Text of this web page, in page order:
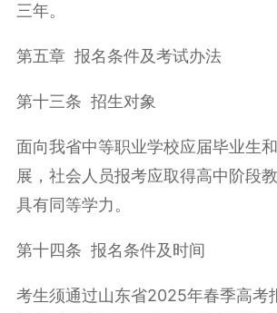
三年。
第五章 报名条件及考试办法
第十三条 招生对象
面向我省中等职业学校应届毕业生
展，社会人员报考应取得高中阶段
具有同等学力。
第十四条 报名条件及时间
考生须通过山东省2025年春季高考